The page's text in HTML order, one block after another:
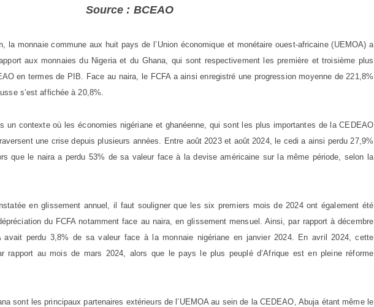
Source : BCEAO
la monnaie commune aux huit pays de l’Union économique et monétaire ouest-africaine (UEMOA) a
aux monnaies du Nigeria et du Ghana, qui sont respectivement les première et troisième plus
en termes de PIB. Face au naira, le FCFA a ainsi enregistré une progression moyenne de 221,8%
s’est affichée à 20,8%.
un contexte où les économies nigériane et ghanéenne, qui sont les plus importantes de la CEDEAO
une crise depuis plusieurs années. Entre août 2023 et août 2024, le cedi a ainsi perdu 27,9%
que le naira a perdu 53% de sa valeur face à la devise américaine sur la même période, selon la
en glissement annuel, il faut souligner que les six premiers mois de 2024 ont également été
du FCFA notamment face au naira, en glissement mensuel. Ainsi, par rapport à décembre
avait perdu 3,8% de sa valeur face à la monnaie nigériane en janvier 2024. En avril 2024, cette
rapport au mois de mars 2024, alors que le pays le plus peuplé d’Afrique est en pleine réforme
sont les principaux partenaires extérieurs de l’UEMOA au sein de la CEDEAO, Abuja étant même le